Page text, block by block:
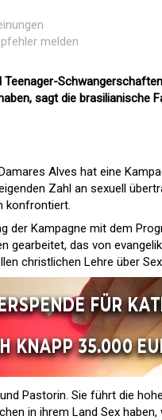
melden
sagt die brasilianische
Alves hat eine
Zahl an sexuell
konfrontiert.
Kampagne mit dem
gearbeitet, das von
christlichen Lehre über
Pastorin. Sie führt die
in ihrem Land Sex